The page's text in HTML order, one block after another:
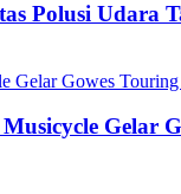
Polusi Udara
Gelar Gowes
Gelar